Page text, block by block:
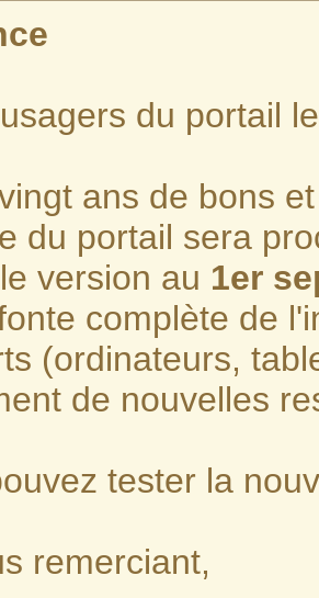
du portail
ans de bons
du portail sera
version au 1er
complète de
(ordinateurs,
de nouvelles
tester la
remerciant,